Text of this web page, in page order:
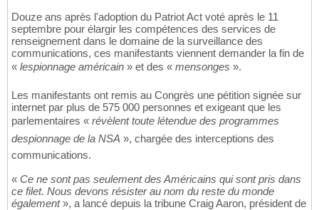
Douze ans après l'adoption du Patriot Act voté après le 11
septembre pour élargir les compétences des services de
renseignement dans le domaine de la surveillance des
communications, ces manifestants viennent demander la fin de
« lespionnage américain » et des « mensonges ».
Les manifestants ont remis au Congrès une pétition signée sur
internet par plus de 575 000 personnes et exigeant que les
parlementaires « révèlent toute létendue des programmes
despionnage de la NSA », chargée des interceptions des
communications.
« Ce ne sont pas seulement des Américains qui sont pris dans
ce filet. Nous devons résister au nom du reste du monde
également», a lancé depuis la tribune Craig Aaron, président de